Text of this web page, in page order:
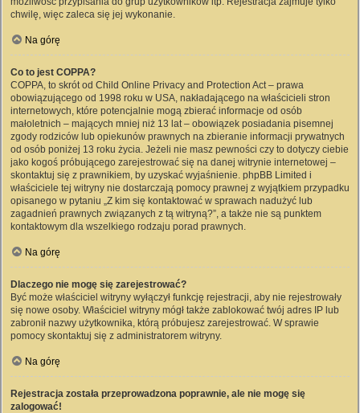
chwilę, więc zaleca się jej wykonanie.
Na górę
Co to jest COPPA?
COPPA, to skrót od Child Online Privacy and Protection Act – prawa
obowiązującego od 1998 roku w USA, nakładającego na właścicieli stron
internetowych, które potencjalnie mogą zbierać informacje od osób
małoletnich – mających mniej niż 13 lat – obowiązek posiadania pisemnej
zgody rodziców lub opiekunów prawnych na zbieranie informacji prywatnych
od osób poniżej 13 roku życia. Jeżeli nie masz pewności czy to dotyczy ciebie
jako kogoś próbującego zarejestrować się na danej witrynie internetowej –
skontaktuj się z prawnikiem, by uzyskać wyjaśnienie. phpBB Limited i
właściciele tej witryny nie dostarczają pomocy prawnej z wyjątkiem przypadku
opisanego w pytaniu „Z kim się kontaktować w sprawach nadużyć lub
zagadnień prawnych związanych z tą witryną?”, a także nie są punktem
kontaktowym dla wszelkiego rodzaju porad prawnych.
Na górę
Dlaczego nie mogę się zarejestrować?
Być może właściciel witryny wyłączył funkcję rejestracji, aby nie rejestrowały
się nowe osoby. Właściciel witryny mógł także zablokować twój adres IP lub
zabronił nazwy użytkownika, którą próbujesz zarejestrować. W sprawie
pomocy skontaktuj się z administratorem witryny.
Na górę
Rejestracja została przeprowadzona poprawnie, ale nie mogę się
zalogować!